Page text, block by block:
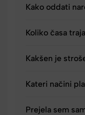
Kako oddati
Koliko časa
Kakšen je
Kateri načini
Prejela sem